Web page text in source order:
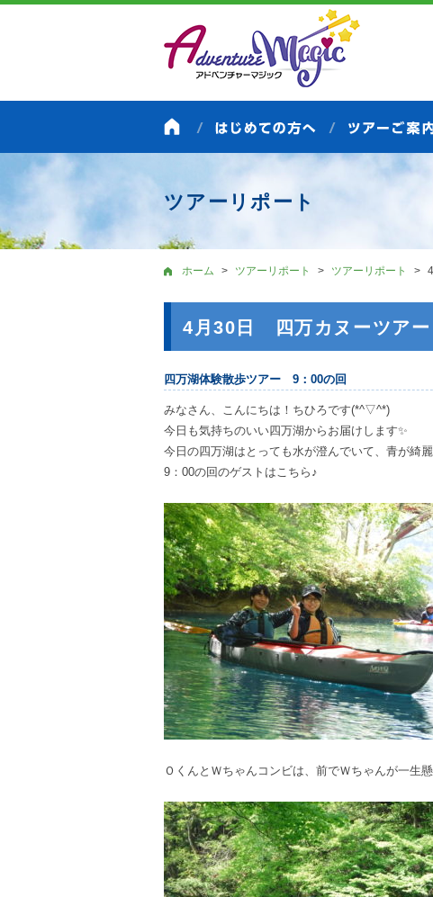
ツアーリポート
ホーム ツアーリポート ツアーリポート
4月30日 四万カヌーツア
四万湖体験散歩ツアー 9：00の回
みなさん、こんにちは！ちひろです(*^▽^*)
今日も気持ちのいい四万湖からお届けします✨
今日の四万湖はとっても水が澄んでいて、青が綺
9：00の回のゲストはこちら♪
ＯくんとＷちゃんコンビは、前でＷちゃんが一生